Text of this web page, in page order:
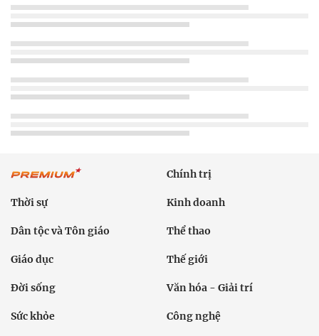
Chính trị
Thời sự Kinh doanh
Dân tộc và Tôn giáo Thể thao
Giáo dục Thế giới
Đời sống Văn hóa - Giải trí
Sức khỏe Công nghệ